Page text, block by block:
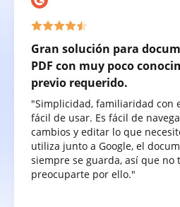
Gran solución para
PDF con muy poco
previo requerido.
"Simplicidad, familiaridad con
fácil de usar. Es fácil de
cambios y editar lo que
utiliza junto a Google, el
siempre se guarda, así que no
preocuparte por ello."